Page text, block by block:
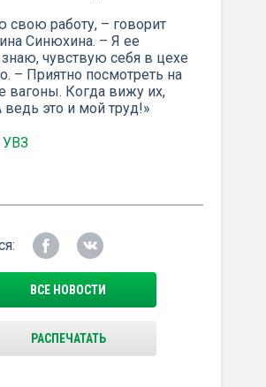
работу, – говорит
Синюхина. – Я ее
чувствую себя в цехе
– Приятно посмотреть на
вагоны. Когда вижу их,
это и мой труд!»
УВЗ
ВСЕ НОВОСТИ
РАСПЕЧАТАТЬ